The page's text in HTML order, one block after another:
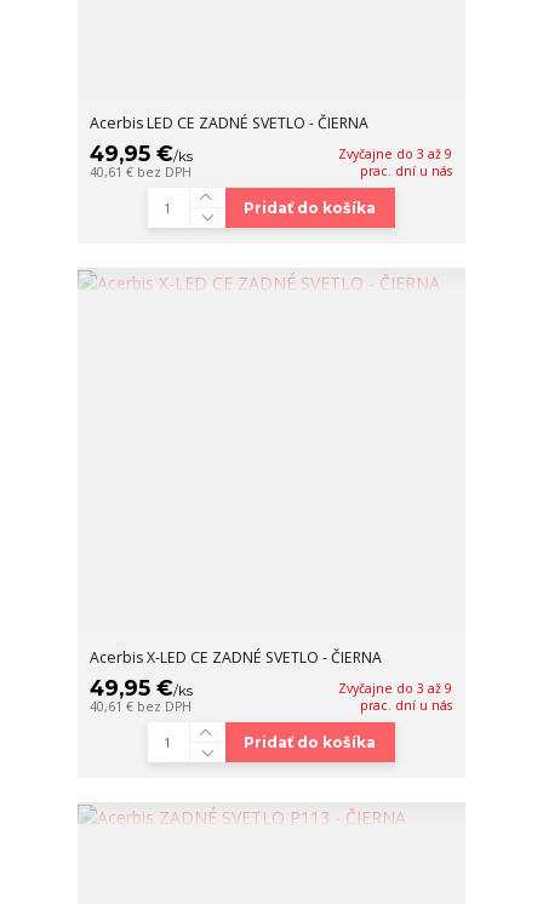
Acerbis LED CE ZADNÉ SVETLO - ČIERNA
49,95 €/ks
40,61 € bez DPH
Zvyčajne do 3 až 9
prac. dní u nás
Pridať do košíka
Acerbis X-LED CE ZADNÉ SVETLO - ČIERNA
49,95 €/ks
40,61 € bez DPH
Zvyčajne do 3 až 9
prac. dní u nás
Pridať do košíka